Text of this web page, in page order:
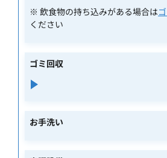
※ 飲食物の持ち込みがある場合は
ください
ゴミ回収
お手洗い